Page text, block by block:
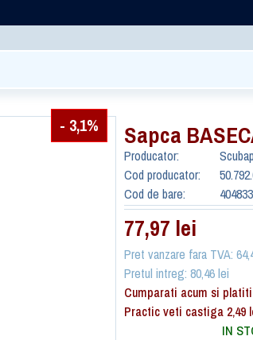
- 3,1% Sapca
Producator:
Cod producator:
Cod de bare:
77,97 lei
Pret vanzare fara TVA:
Pretul intreg: 80,46 lei
Cumparati acum si
Practic veti castiga 2,49
IN